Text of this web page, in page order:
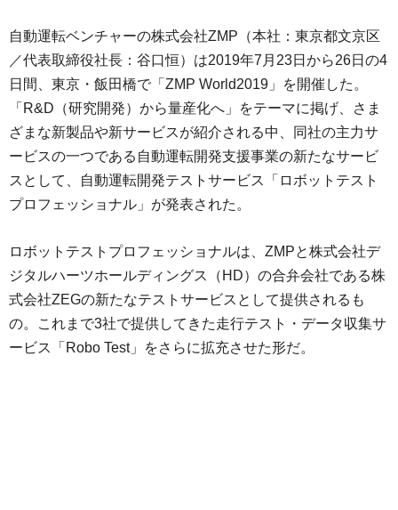
自動運転ベンチャーの株式会社ZMP（本社：東京都文京区
／代表取締役社長：谷口恒）は2019年7月23日から26日の4
日間、東京・飯田橋で「ZMP World2019」を開催した。
「R&D（研究開発）から量産化へ」をテーマに掲げ、さま
ざまな新製品や新サービスが紹介される中、同社の主力サ
ービスの一つである自動運転開発支援事業の新たなサービ
スとして、自動運転開発テストサービス「ロボットテスト
プロフェッショナル」が発表された。
ロボットテストプロフェッショナルは、ZMPと株式会社デ
ジタルハーツホールディングス（HD）の合弁会社である株
式会社ZEGの新たなテストサービスとして提供されるも
の。これまで3社で提供してきた走行テスト・データ収集サ
ービス「Robo Test」をさらに拡充させた形だ。